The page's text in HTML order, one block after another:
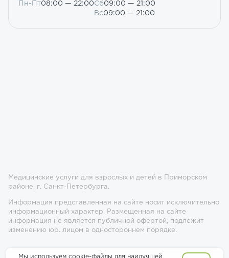
Пн-Пт08:00 — 22:00Сб09:00 — 21:00
Вс09:00 — 21:00
Медицинские услуги для взрослых и детей в Приморском
районе, г. Санкт-Петербурга.
Информация представленная на сайте носит исключительно
информационный характер. Размещенная на сайте
информация не является публичной офертой, подлежит
изменению юр. лицом в одностороннем порядке.
Мы используем cookie-файлы для наилучшей